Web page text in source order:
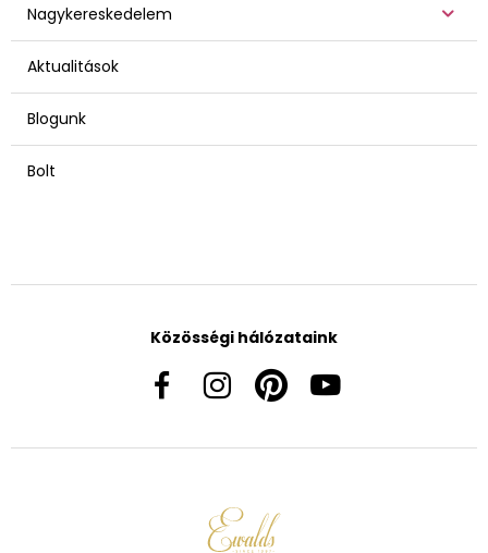
Nagykereskedelem
Aktualitások
Blogunk
Bolt
Közösségi hálózataink